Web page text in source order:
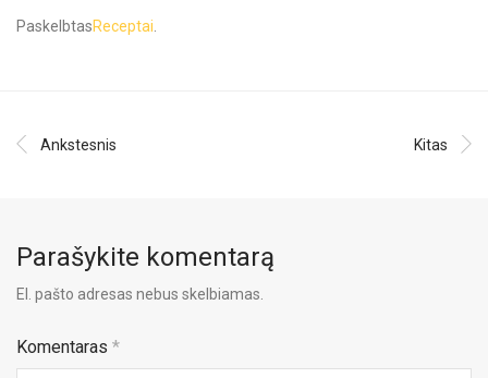
PaskelbtasReceptai
Ankstesnis Kitas
Parašykite komentarą
El. pašto adresas nebus skelbiamas.
Komentaras *